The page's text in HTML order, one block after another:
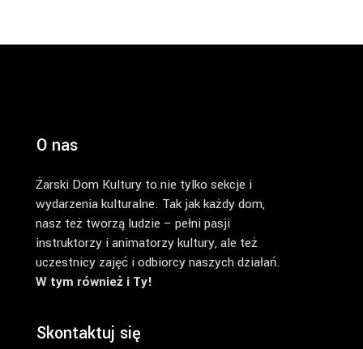
O nas
Żarski Dom Kultury to nie tylko sekcje i
wydarzenia kulturalne. Tak jak każdy dom,
nasz też tworzą ludzie – pełni pasji
instruktorzy i animatorzy kultury, ale też
uczestnicy zajęć i odbiorcy naszych działań.
W tym również i Ty!
Skontaktuj się